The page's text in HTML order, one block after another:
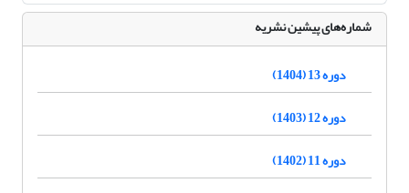
شماره‌های پیشین نشریه
دوره 13 (1404)
دوره 12 (1403)
دوره 11 (1402)